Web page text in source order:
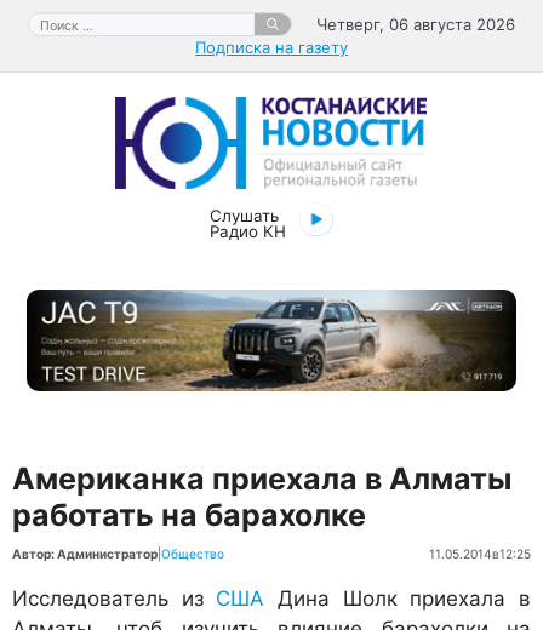
Перейти
содержимому
Поиск:
Четверг, 06 августа 2026
Подписка на газету
Слушать
Радио КН
Американка приехала в Алматы
работать на барахолке
Автор: Администратор Общество 11.05.2014в12:25
Исследователь из США Дина Шолк приехала в